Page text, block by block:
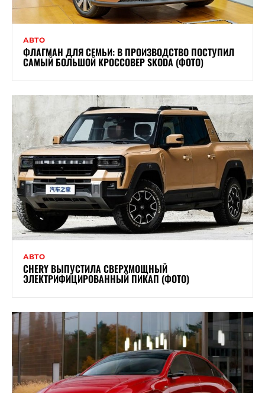
АВТО
ФЛАГМАН ДЛЯ СЕМЬИ: В ПРОИЗВОДСТВО ПОСТУПИЛ
САМЫЙ БОЛЬШОЙ КРОССОВЕР SKODA (ФОТО)
АВТО
CHERY ВЫПУСТИЛА СВЕРХМОЩНЫЙ
ЭЛЕКТРИФИЦИРОВАННЫЙ ПИКАП (ФОТО)